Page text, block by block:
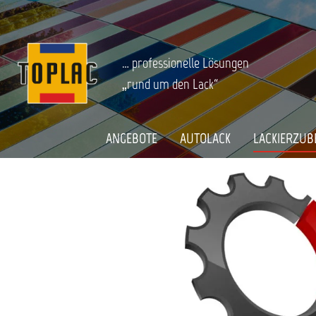
Zur Hauptnavigation springen
… professionelle Lösungen
„rund um den Lack“
ANGEBOTE AUTOLACK
Startseite LACKIERZUBEHÖR Lackverarbeitung Sata Lackiertechnik
SATA ADAM 2 DOCK (FÜR SATAJET
Bildergalerie überspringen